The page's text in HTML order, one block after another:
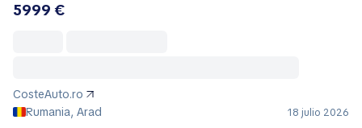
5999 €
CosteAuto.ro
Rumania, Arad
18 julio 2026